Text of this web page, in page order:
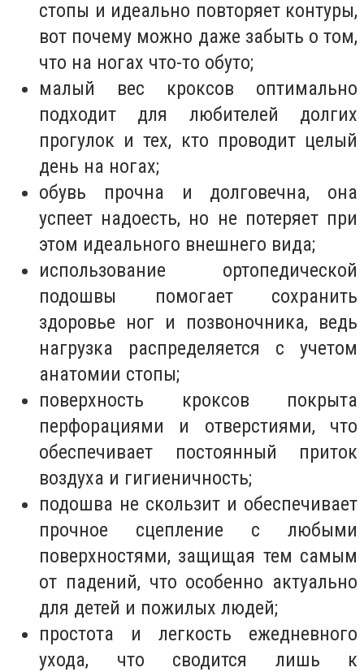
стопы и идеально повторяет контуры,
вот почему можно даже забыть о том,
что на ногах что-то обуто;
малый вес кроксов оптимально
подходит для любителей долгих
прогулок и тех, кто проводит целый
день на ногах;
обувь прочна и долговечна, она
успеет надоесть, но не потеряет при
этом идеального внешнего вида;
использование ортопедической
подошвы помогает сохранить
здоровье ног и позвоночника, ведь
нагрузка распределяется с учетом
анатомии стопы;
поверхность кроксов покрыта
перфорациями и отверстиями, что
обеспечивает постоянный приток
воздуха и гигиеничность;
подошва не скользит и обеспечивает
прочное сцепление с любыми
поверхностями, защищая тем самым
от падений, что особенно актуально
для детей и пожилых людей;
простота и легкость ежедневного
ухода, что сводится лишь к